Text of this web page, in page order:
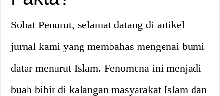
Sobat Penurut, selamat datang di artikel
jurnal kami yang membahas mengenai bumi
datar menurut Islam. Fenomena ini menjadi
buah bibir di kalangan masyarakat Islam dan